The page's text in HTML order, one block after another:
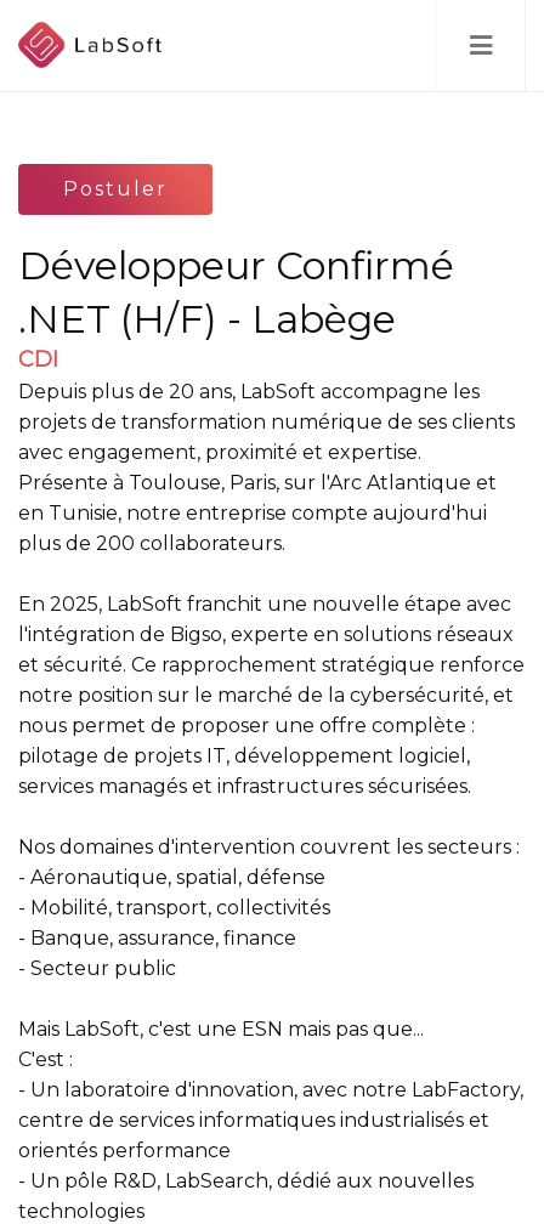
main
Postuler
Développeur Confirmé
.NET (H/F) - Labège
CDI
Depuis plus de 20 ans, LabSoft accompagne les
projets de transformation numérique de ses clients
avec engagement, proximité et expertise.
Présente à Toulouse, Paris, sur l'Arc Atlantique et
en Tunisie, notre entreprise compte aujourd'hui
plus de 200 collaborateurs.
En 2025, LabSoft franchit une nouvelle étape avec
l'intégration de Bigso, experte en solutions réseaux
et sécurité. Ce rapprochement stratégique renforce
notre position sur le marché de la cybersécurité, et
nous permet de proposer une offre complète :
pilotage de projets IT, développement logiciel,
services managés et infrastructures sécurisées.
Nos domaines d'intervention couvrent les secteurs :
- Aéronautique, spatial, défense
- Mobilité, transport, collectivités
- Banque, assurance, finance
- Secteur public
Mais LabSoft, c'est une ESN mais pas que...
C'est :
- Un laboratoire d'innovation, avec notre LabFactory,
centre de services informatiques industrialisés et
orientés performance
- Un pôle R&D, LabSearch, dédié aux nouvelles
technologies